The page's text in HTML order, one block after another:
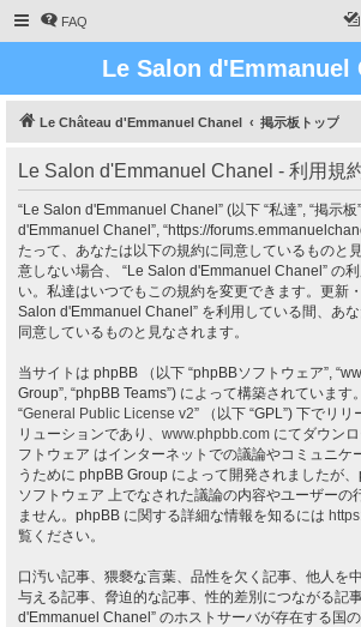
FAQ
Le Salon d'Emmanuel
Le Château d'Emmanuel Chanel 掲示板トップ
Le Salon d'Emmanuel Chanel - 利用規
“Le Salon d'Emmanuel Chanel” (以下 “私達”, “掲示板
d'Emmanuel Chanel”, “https://
たって、あなたは以下の規約に同意しているものと
意しない場合、 “Le Salon d'Emmanuel Chanel” の
い。私達はいつでもこの規約を変更できます。更新
Salon d'Emmanuel Chanel” を利用している間、あ
同意しているものと見なされます。
当サイトは phpBB （以下 “phpBBソフトウェア”,
Group”, “phpBB Teams”) によって構築されていま
“General Public License v2” （以下 “GPL”) 下でリ
リューションであり、 www.phpbb.com にてダウン
フトウェア はインターネットでの議論やコミュニケ
うために phpBB Group によって開発されましたが
ソフトウェア 上でなされた議論の内容やユーザーの
ません。phpBB に関する詳細な情報を知るには
覧ください。
口汚い記事、猥褻な言葉、品性を欠く記事、他人を
与える記事、脅迫的な記事、性的差別につながる記
d'Emmanuel Chanel” のホストサーバが存在する国